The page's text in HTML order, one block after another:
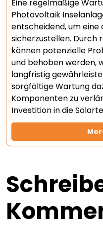
Eine regelmäßige
Photovoltaik
entscheidend, um
sicherzustellen. Durch
können potenzielle
und behoben werden,
langfristig
sorgfältige Wartung
Komponenten zu
Investition in die